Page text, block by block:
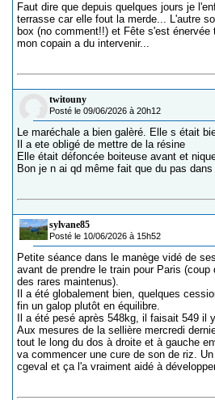
Faut dire que depuis quelques jours je
terrasse car elle fout la merde... L'autre
box (no comment!!) et Fête s'est énervée
mon copain a du intervenir...
twitouny
Posté le 09/06/2026 à 20h12
Le maréchale a bien galèré. Elle s était
Il a ete obligé de mettre de la résine
Elle était défoncée boiteuse avant et
Bon je n ai qd même fait que du pas
sylvane85
Posté le 10/06/2026 à 15h52
Petite séance dans le manège vidé de
avant de prendre le train pour Paris
des rares maintenus).
Il a été globalement bien, quelques
fin un galop plutôt en équilibre.
Il a été pesé après 548kg, il faisait 549 il
Aux mesures de la sellière mercredi
tout le long du dos à droite et à gauche
va commencer une cure de son de riz.
cgeval et ça l'a vraiment aidé à